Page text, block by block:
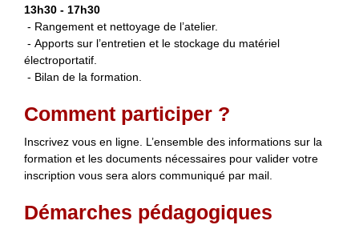
13h30 - 17h30
- Rangement et nettoyage de l’atelier.
- Apports sur l’entretien et le stockage du matériel
électroportatif.
- Bilan de la formation.
Comment participer ?
Inscrivez vous en ligne. L’ensemble des informations sur la
formation et les documents nécessaires pour valider votre
inscription vous sera alors communiqué par mail.
Démarches pédagogiques